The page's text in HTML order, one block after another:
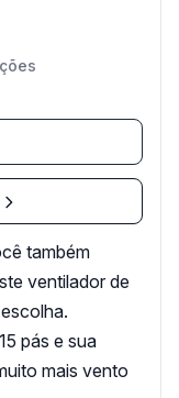
também
ventilador de
pás e sua
mais vento